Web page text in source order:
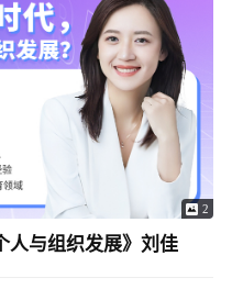
2
人与组织发展》刘佳